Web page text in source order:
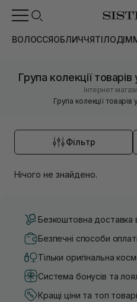
ВОЛОССЯОБЛИЧЧЯТІЛОДІМ
Група колекції товарів
Інтернет
Група колекції товарів
Фільтр
Нічого не знайдено.
Безкоштовна доставка
Безпечні способи
Тільки оригінальна
Система бонусів та
Кращі ціни та топ